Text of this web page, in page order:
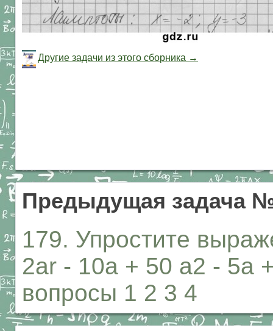
Другие задачи из этого сборника →
Предыдущая задача
179. Упростите
2ar - 10а + 50 а2 - 5а
вопросы 1 2 3 4